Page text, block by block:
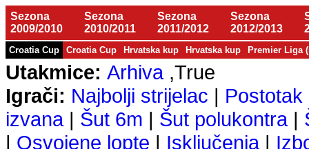
Sezona
2009/2010
Sezona
2010/2011
Sezona
2011/2012
Sezona
2012/2013
Croatia Cup Croatia Cup Hrvatska kup Hrvatska kup Premier Liga
Utakmice: Arhiva,True
Igrači: Najbolji strijelac | Postotak
izvana| Šut 6m | Šut polukontra|
| Osvojene lopte | Isključenja|